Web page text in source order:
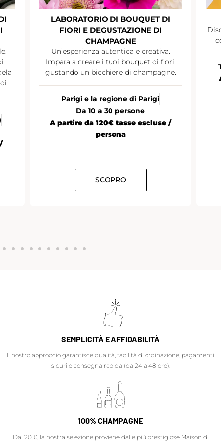
LABORATORIO DI BOUQUET DI
FIORI E DEGUSTAZIONE DI
CHAMPAGNE
Un’esperienza autentica e creativa.
Impara a creare i tuoi bouquet di fiori,
gustando un bicchiere di champagne.
Parigi e la regione di Parigi
Da 10 a 30 persone
A partire da 120€ tasse escluse /
persona
SCOPRO
SEMPLICITÀ E AFFIDABILITÀ
Il nostro approccio garantisce qualità, facilità di ordinazione, pagamenti
sicuri e consegna rapida (da 24 a 48 ore).
100% CHAMPAGNE
Dal 2010, la nostra selezione proviene dalle più prestigiose Maison di